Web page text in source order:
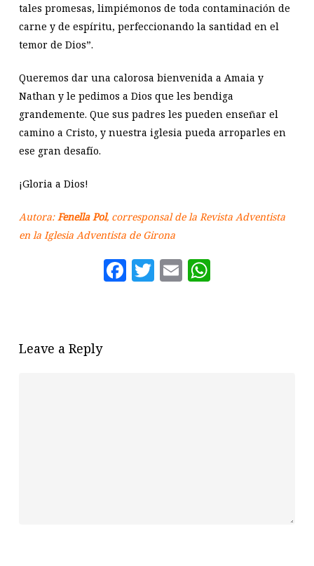
tales promesas, limpiémonos de toda contaminación de
carne y de espíritu, perfeccionando la santidad en el
temor de Dios”.
Queremos dar una calorosa bienvenida a Amaia y
Nathan y le pedimos a Dios que les bendiga
grandemente. Que sus padres les pueden enseñar el
camino a Cristo, y nuestra iglesia pueda arroparles en
ese gran desafío.
¡Gloria a Dios!
Autora:Fenella Pol, corresponsal de la Revista Adventista
en la Iglesia Adventista de Girona
Facebook
Twitter
Email
Leave a Reply